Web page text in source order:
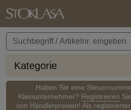
Kategorie
Haben Sie eine
Kleinunternehmer? Registrieren
von Händlerpreisen! Als